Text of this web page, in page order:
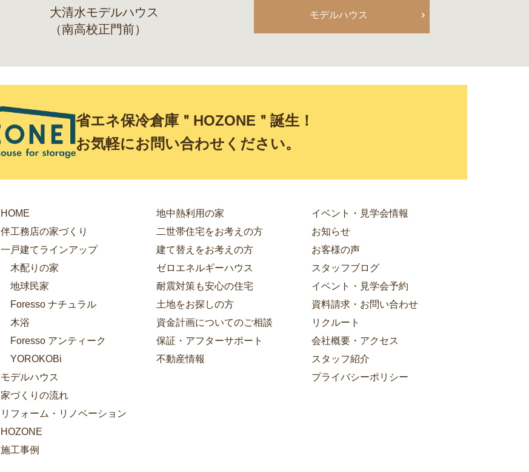
大清水モデルハウス
（南高校正門前）
モデルハウス
省エネ保冷倉庫＂HOZONE＂誕生！
お気軽にお問い合わせください。
HOME
伴工務店の家づくり
一戸建てラインアップ
木配りの家
地球民家
Foresso ナチュラル
木浴
Foresso アンティーク
YOROKOBi
モデルハウス
家づくりの流れ
リフォーム・リノベーション
HOZONE
施工事例
地中熱利用の家
二世帯住宅をお考えの方
建て替えをお考えの方
ゼロエネルギーハウス
耐震対策も安心の住宅
土地をお探しの方
資金計画についてのご相談
保証・アフターサポート
不動産情報
イベント・見学会情報
お知らせ
お客様の声
スタッフブログ
イベント・見学会予約
資料請求・お問い合わせ
リクルート
会社概要・アクセス
スタッフ紹介
プライバシーポリシー